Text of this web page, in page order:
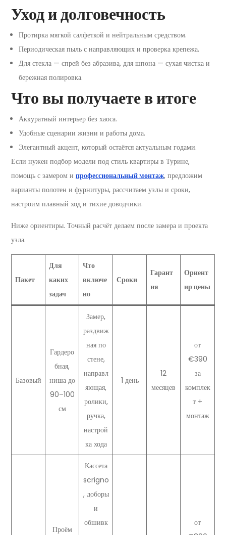
Уход и долговечность
Протирка мягкой салфеткой и нейтральным средством.
Периодическая пыль с направляющих и проверка крепежа.
Для стекла — спрей без абразива, для шпона — сухая чистка и
бережная полировка.
Что вы получаете в итоге
Аккуратный интерьер без хаоса.
Удобные сценарии жизни и работы дома.
Элегантный акцент, который остаётся актуальным годами.
Если нужен подбор модели под стиль квартиры в Турине,
помощь с замером и профессиональный монтаж, предложим
варианты полотен и фурнитуры, рассчитаем узлы и сроки,
настроим плавный ход и тихие доводчики.
Ниже ориентиры. Точный расчёт делаем после замера и проекта
узла.
Пакет
Для
каких
задач
Что
включе
но
Сроки
Гарант
ия
Ориент
ир цены
Базовый
Гардеро
бная,
ниша до
90–100
см
Замер,
раздвиж
ная по
стене,
направл
яющая,
ролики,
ручка,
настрой
ка хода
1 день
12
месяцев
от
€390
за
комплек
т +
монтаж
Проём
Кассета
scrigno
, доборы
и
обшивк
от